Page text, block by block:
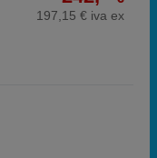
197,15 € iva ex